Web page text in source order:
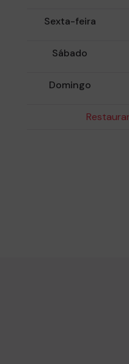
Sexta-feira
Sábado
Domingo